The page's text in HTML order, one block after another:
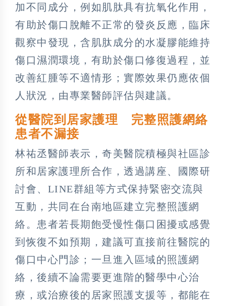
加不同成分，例如肌肽具有抗氧化作用，
有助於傷口脫離不正常的發炎反應，臨床
觀察中發現，含肌肽成分的水凝膠能維持
傷口濕潤環境，有助於傷口修復過程，並
改善紅腫等不適情形；實際效果仍應依個
人狀況，由專業醫師評估與建議。
從醫院到居家護理 完整照護網絡
患者不漏接
林祐丞醫師表示，奇美醫院積極與社區診
所和居家護理所合作，透過講座、國際研
討會、LINE群組等方式保持緊密交流與
互動，共同在台南地區建立完整照護網
絡。患者若長期飽受慢性傷口困擾或感覺
到恢復不如預期，建議可直接前往醫院的
傷口中心門診；一旦進入區域的照護網
絡，後續不論需要更進階的醫學中心治
療，或治療後的居家照護支援等，都能在